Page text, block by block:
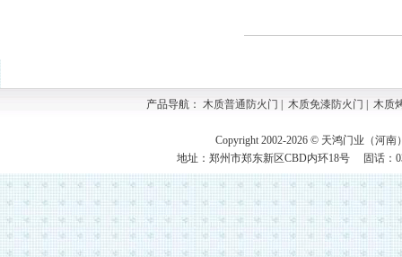
产品导航： 木质普通防火门 木质免漆防火门 木质
Copyright 2002-2026 © 天鸿门业（河
地址：郑州市郑东新区CBD内环18号 固话：